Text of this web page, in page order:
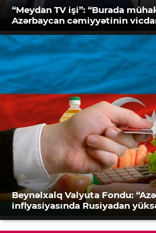
“Meydan TV işi”: “Burada
Azərbaycan cəmiyyətinin
Beynəlxalq Valyuta Fondu:
inflyasiyasında Rusiyadan